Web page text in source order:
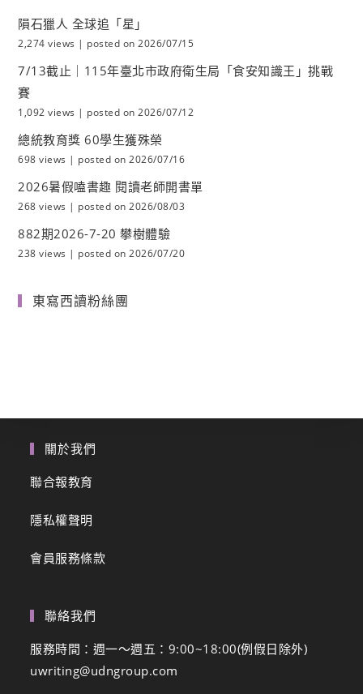
隕石獵人 全球追「星」
2,274 views | posted on 2026/07/15
7/13截止｜115年臺北市政府衛生局「食安知識王」挑戰
賽
1,092 views | posted on 2026/07/12
總統教育獎 60學生獲殊榮
698 views | posted on 2026/07/16
2026暑假嗑書趣 閱讀老師開書單
268 views | posted on 2026/08/03
882期2026-7-20 攀樹體驗
238 views | posted on 2026/07/20
東寫西讀粉絲團
關於我們
聯合報教育
隱私權聲明
會員服務條款
聯絡我們
服務時間：週一～週五：9:00~18:00(例假日除外)
uwriting@udngroup.com